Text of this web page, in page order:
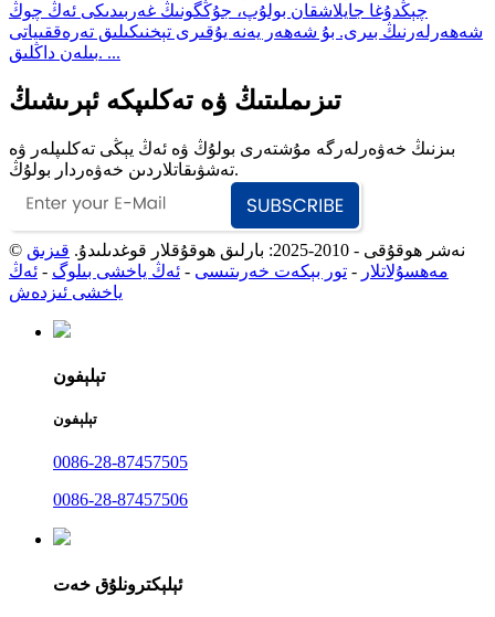
چېڭدۇغا جايلاشقان بولۇپ، جۇڭگونىڭ غەربىدىكى ئەڭ چوڭ
شەھەرلەرنىڭ بىرى. بۇ شەھەر يەنە يۇقىرى تېخنىكىلىق تەرەققىياتى
بىلەن داڭلىق. ...
تىزىملىتىڭ ۋە تەكلىپكە ئېرىشىڭ
بىزنىڭ خەۋەرلەرگە مۇشتەرى بولۇڭ ۋە ئەڭ يېڭى تەكلىپلەر ۋە
تەشۋىقاتلاردىن خەۋەردار بولۇڭ.
© نەشر ھوقۇقى - 2010-2025: بارلىق ھوقۇقلار قوغدىلىدۇ.
قىزىق
مەھسۇلاتلار - تور بېكەت خەرىتىسى - ئەڭ ياخشى بىلوگ - ئەڭ
ياخشى ئىزدەش
تېلېفون
تېلېفون
0086-28-87457505
0086-28-87457506
ئېلېكترونلۇق خەت